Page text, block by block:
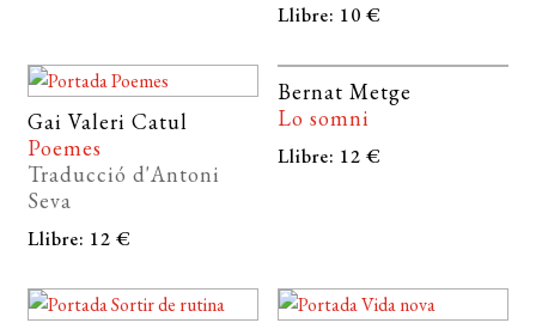
Llibre: 10 €
Gai Valeri Catul
Poemes
Traducció d'Antoni
Seva
Llibre: 12 €
Bernat Metge
Lo somni
Llibre: 12 €